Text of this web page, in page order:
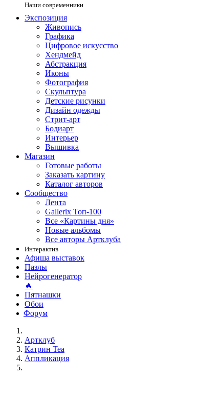
Наши современники
Экспозиция
Живопись
Графика
Цифровое искусство
Хендмейд
Абстракция
Иконы
Фотография
Скульптура
Детские рисунки
Дизайн одежды
Стрит-арт
Бодиарт
Интерьер
Вышивка
Магазин
Готовые работы
Заказать картину
Каталог авторов
Сообщество
Лента
Gallerix Топ-100
Все «Картины дня»
Новые альбомы
Все авторы Артклуба
Интерактив
Афиша выставок
Пазлы
Нейрогенератор
🔥
Пятнашки
Обои
Форум
Артклуб
Катрин Теа
Аппликация